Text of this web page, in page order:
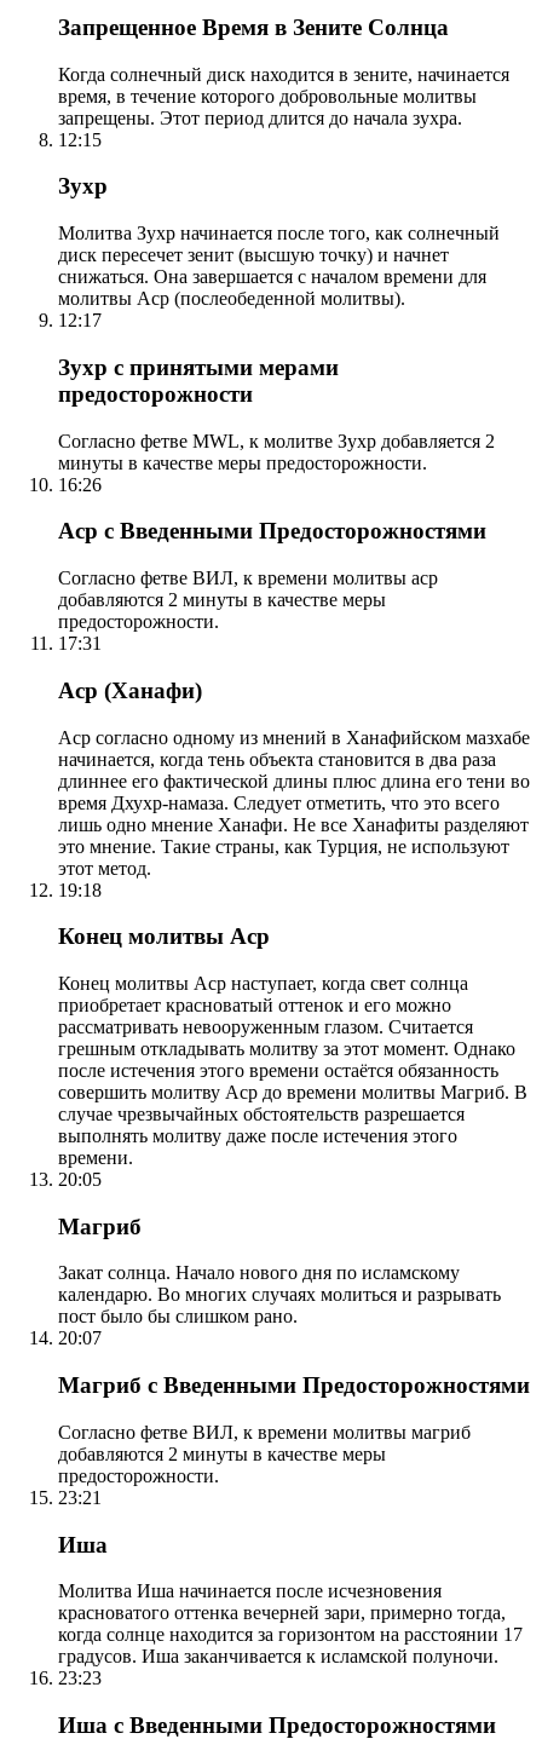
Запрещенное Время в Зените Солнца
Когда солнечный диск находится в зените, начинается
время, в течение которого добровольные молитвы
запрещены. Этот период длится до начала зухра.
12:15
Зухр
Молитва Зухр начинается после того, как солнечный
диск пересечет зенит (высшую точку) и начнет
снижаться. Она завершается с началом времени для
молитвы Аср (послеобеденной молитвы).
12:17
Зухр с принятыми мерами
предосторожности
Согласно фетве MWL, к молитве Зухр добавляется 2
минуты в качестве меры предосторожности.
16:26
Аср с Введенными Предосторожностями
Согласно фетве ВИЛ, к времени молитвы аср
добавляются 2 минуты в качестве меры
предосторожности.
17:31
Аср (Ханафи)
Аср согласно одному из мнений в Ханафийском мазхабе
начинается, когда тень объекта становится в два раза
длиннее его фактической длины плюс длина его тени во
время Дхухр-намаза. Следует отметить, что это всего
лишь одно мнение Ханафи. Не все Ханафиты разделяют
это мнение. Такие страны, как Турция, не используют
этот метод.
19:18
Конец молитвы Аср
Конец молитвы Аср наступает, когда свет солнца
приобретает красноватый оттенок и его можно
рассматривать невооруженным глазом. Считается
грешным откладывать молитву за этот момент. Однако
после истечения этого времени остаётся обязанность
совершить молитву Аср до времени молитвы Магриб. В
случае чрезвычайных обстоятельств разрешается
выполнять молитву даже после истечения этого
времени.
20:05
Магриб
Закат солнца. Начало нового дня по исламскому
календарю. Во многих случаях молиться и разрывать
пост было бы слишком рано.
20:07
Магриб с Введенными Предосторожностями
Согласно фетве ВИЛ, к времени молитвы магриб
добавляются 2 минуты в качестве меры
предосторожности.
23:21
Иша
Молитва Иша начинается после исчезновения
красноватого оттенка вечерней зари, примерно тогда,
когда солнце находится за горизонтом на расстоянии 17
градусов. Иша заканчивается к исламской полуночи.
23:23
Иша с Введенными Предосторожностями